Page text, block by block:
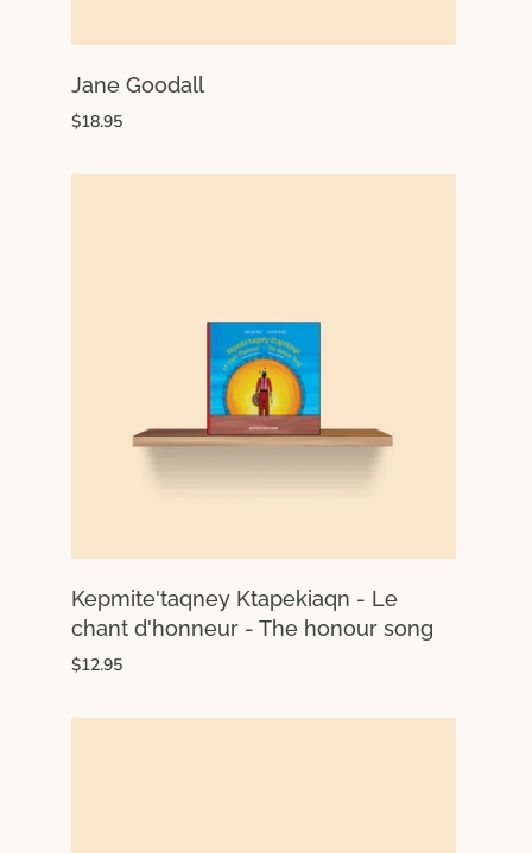
Jane Goodall
$18.95
Kepmite'taqney Ktapekiaqn - Le
chant d'honneur - The honour song
$12.95